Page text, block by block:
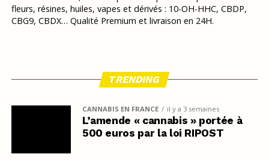
fleurs, résines, huiles, vapes et dérivés : 10-OH-HHC, CBDP,
CBG9, CBDX… Qualité Premium et livraison en 24H.
TRENDING
CANNABIS EN FRANCE il y a 3 semaines
L’amende « cannabis » portée à
500 euros par la loi RIPOST